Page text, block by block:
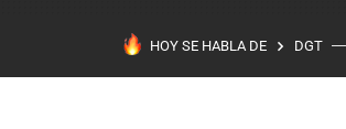
HOY SE HABLA DE DGT